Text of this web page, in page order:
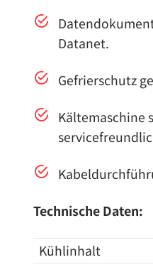
Datanet.
Gefrierschutz
Kältemaschine
Technische Daten:
Kühlinhalt